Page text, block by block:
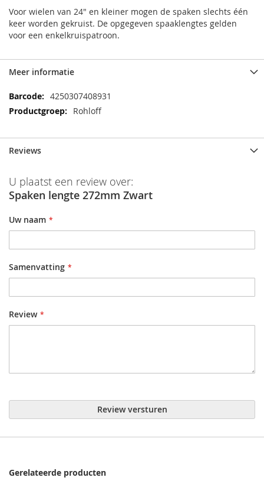
Voor wielen van 24" en kleiner mogen de spaken slechts één
keer worden gekruist. De opgegeven spaaklengtes gelden
voor een enkelkruispatroon.
Meer informatie
Meer
informatie
4250307408931
Rohloff
Reviews
U plaatst een review over:
Spaken lengte 272mm Zwart
Uw naam
Samenvatting
Review
Review versturen
Gerelateerde producten